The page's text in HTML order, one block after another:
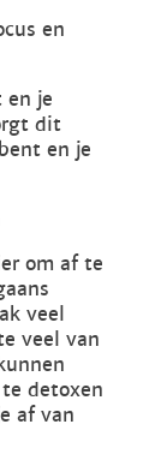
en
en je
dit
en je
om af te
veel
veel van
detoxen
af van